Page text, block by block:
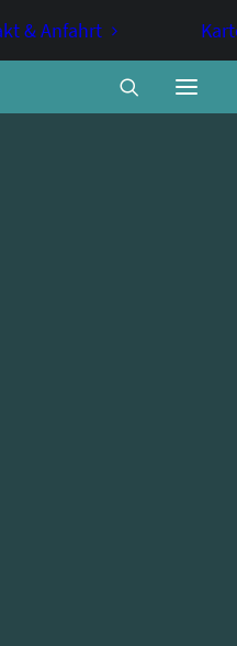
& Anfahrt
Oktober, 10 Uhr